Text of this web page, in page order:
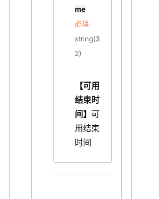
me
必填
string(3
2)
【可用
结束时
间】 可
用结束
时间